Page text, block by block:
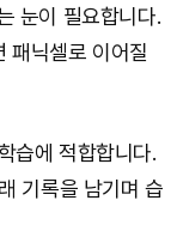
눈이 필요합니다.
패닉셀로 이어질
습에 적합합니다.
기록을 남기며 습